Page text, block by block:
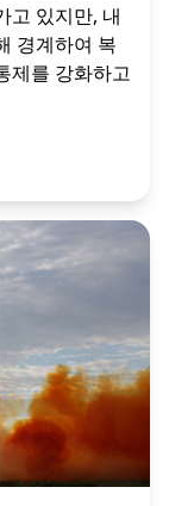
고 있지만, 내
경계하여 복
제를 강화하고